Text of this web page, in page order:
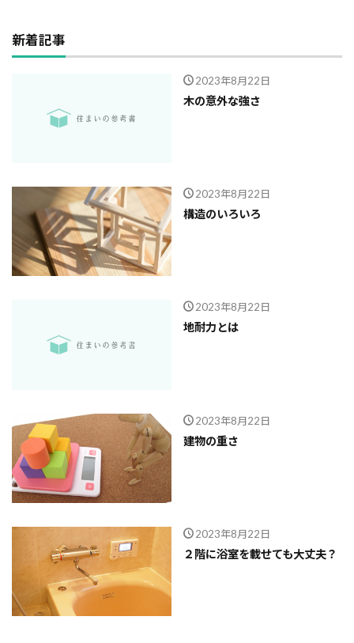
新着記事
2023年8月22日
木の意外な強さ
2023年8月22日
構造のいろいろ
2023年8月22日
地耐力とは
2023年8月22日
建物の重さ
2023年8月22日
２階に浴室を載せても大丈夫？